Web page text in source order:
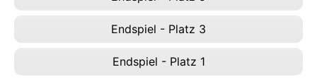
Endspiel - Platz 3
Endspiel - Platz 1